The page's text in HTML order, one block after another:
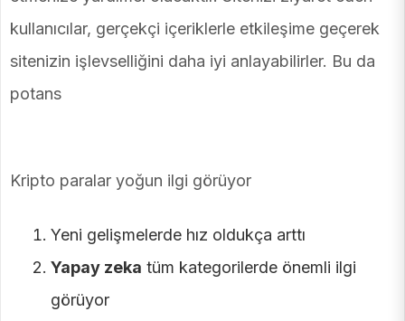
kullanıcılar, gerçekçi içeriklerle etkileşime geçerek
sitenizin işlevselliğini daha iyi anlayabilirler. Bu da
potans
Kripto paralar yoğun ilgi görüyor
Yeni gelişmelerde hız oldukça arttı
Yapay zeka tüm kategorilerde önemli ilgi
görüyor